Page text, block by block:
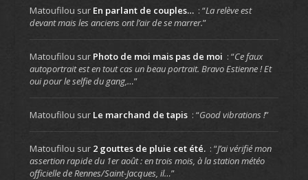
Matoufilou sur En parlant de couples… : “La relève est
devant mais les anciens ont l’air de se marrer.”
Matoufilou sur Photo de moi mais pas de moi : “Ce faux
autoportrait est en tout cas un beau portrait. Bravo Estienne ! Et
oui pour le selfie du gang,…”
Matoufilou sur Le marchand de tapis : “Good vibrations !”
Matoufilou sur 2 gouttes de pluie cet été. : “J’ai vérifié mon
assertion rapide du 1er août : en trois mois, à la station météo
officielle de Rennes/Saint-Jacques, il…”